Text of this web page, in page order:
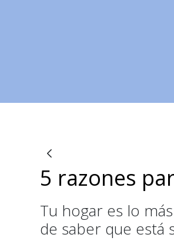
Blogs
5 razones
Tu hogar es lo
de saber que